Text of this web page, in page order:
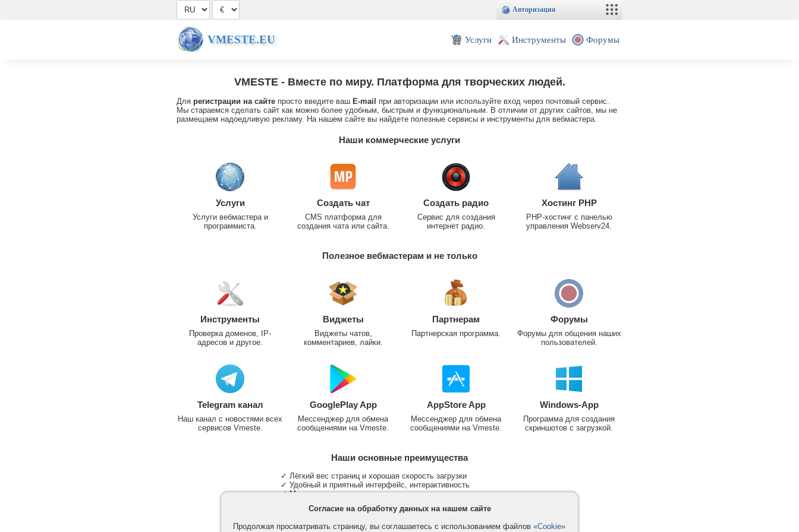
Авторизация
VMESTE.EU Услуги Инструменты Форумы
VMESTE- Вместе по миру. Платформа для творческих людей.
Для регистрации на сайте просто введите ваш E-mail
при авторизации или используйте вход через почтовый сервис.
Мы стараемся сделать сайт как можно более удобным, быстрым и функциональным. В отличии от других сайтов, мы не
размещаем надоедливую рекламу. На нашем сайте вы найдете полезные сервисы и инструменты для вебмастера.
Наши коммерческие услуги
Услуги
Услуги вебмастера и
программиста.
Создать чат
CMS платформа для
создания чата или сайта.
Создать радио
Сервис для создания
интернет радио.
Хостинг PHP
PHP-хостинг с панелью
управления Webserv24.
Полезное вебмастерам и не только
Инструменты
Проверка доменов, IP-
адресов и другое.
Виджеты
Виджеты чатов,
комментариев, лайки.
Партнерам
Партнерская программа.
Форумы
Форумы для общения наших
пользователей.
Telegram канал
Наш канал с новостями всех
сервисов Vmeste.
GooglePlay App
Мессенджер для обмена
сообщениями на Vmeste.
AppStore App
Мессенджер для обмена
сообщениями на Vmeste.
Windows-App
Программа для создания
скриншотов с загрузкой.
Наши основные преимущества
✓ Лёгкий вес страниц и хорошая скорость загрузки
✓ Удобный и приятный интерфейс, интерактивность
✓ Мы не размещаем надоедливую рекламу
✓ Участие в группах и сообществах
✓ Поддержка основных типов и больших файлов
Согласие на обработку данных на нашем сайте
Продолжая просматривать страницу, вы соглашаетесь с использованием файлов «Cookie»